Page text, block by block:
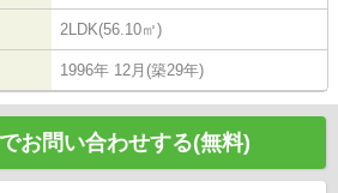
2LDK(56.10㎡)
1996年 12月(築29年)
お問い合わせする(無料)